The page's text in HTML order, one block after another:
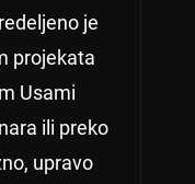
je
projekata
Usami
ili preko
upravo